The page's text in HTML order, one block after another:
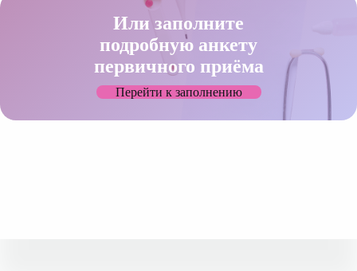
Или заполните
подробную анкету
первичного приёма
Перейти к заполнению